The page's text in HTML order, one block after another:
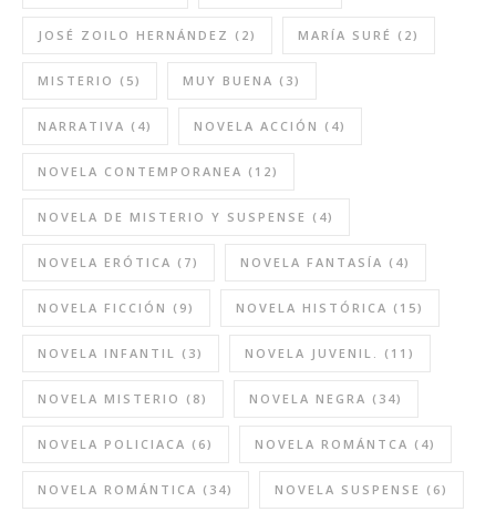
JOSÉ ZOILO HERNÁNDEZ (2) MARÍA SURÉ (2)
MISTERIO (5) MUY BUENA (3)
NARRATIVA (4) NOVELA ACCIÓN (4)
NOVELA CONTEMPORANEA (12)
NOVELA DE MISTERIO Y SUSPENSE (4)
NOVELA ERÓTICA (7) NOVELA FANTASÍA (4)
NOVELA FICCIÓN (9) NOVELA HISTÓRICA (15)
NOVELA INFANTIL (3) NOVELA JUVENIL. (11)
NOVELA MISTERIO (8) NOVELA NEGRA (34)
NOVELA POLICIACA (6) NOVELA ROMÁNTCA (4)
NOVELA ROMÁNTICA (34) NOVELA SUSPENSE (6)